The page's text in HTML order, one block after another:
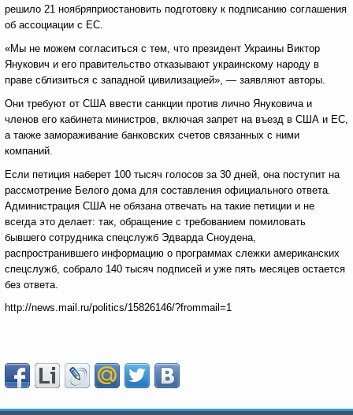
решило 21 ноябряприостановить подготовку к подписанию соглашения
об ассоциации с ЕС.
«Мы не можем согласиться с тем, что президент Украины Виктор
Янукович и его правительство отказывают украинскому народу в
праве сблизиться с западной цивилизацией», — заявляют авторы.
Они требуют от США ввести санкции против лично Януковича и
членов его кабинета министров, включая запрет на въезд в США и ЕС,
а также замораживание банковских счетов связанных с ними
компаний.
Если петиция наберет 100 тысяч голосов за 30 дней, она поступит на
рассмотрение Белого дома для составления официального ответа.
Администрация США не обязана отвечать на такие петиции и не
всегда это делает: так, обращение с требованием помиловать
бывшего сотрудника спецслужб Эдварда Сноудена,
распространившего информацию о программах слежки американских
спецслужб, собрало 140 тысяч подписей и уже пять месяцев остается
без ответа.
http://news.mail.ru/politics/15826146/?frommail=1